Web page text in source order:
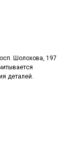
Шолохова, 197
деталей.